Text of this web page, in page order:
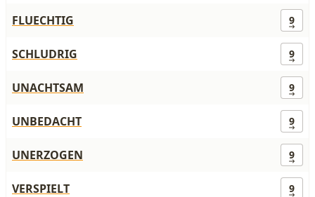
FLUECHTIG 9
SCHLUDRIG 9
UNACHTSAM 9
UNBEDACHT 9
UNERZOGEN 9
VERSPIELT 9